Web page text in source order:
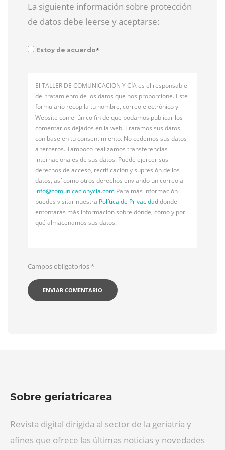
La siguiente información sobre protección
de datos debe leerse y aceptarse:
Estoy de acuerdo*
El TALLER DE COMUNICACIÓN Y CÍA es el responsable
del tratamiento de los datos que nos proporcione. Este
formulario recopila tu nombre, correo electrónico y
Website con el único fin de que podamos publicar los
comentarios dejados en la web. Tratamos sus datos
con base en tu consentimiento. No cedemos sus datos
a terceros. Tampoco realizamos transferencias
internacionales de sus datos. Puede ejercer sus
derechos de acceso, rectificación y supresión de los
datos, así como otros derechos enviando un correo a
info@comunicacionycia.com Para más información
puedes visitar nuestra Política de Privacidaddonde
entontarás más información sobre dónde, cómo y por
qué almacenamos sus datos.
Campos obligatorios*
Sobre geriatricarea
Revista digital dirigida al sector de la geriatría y
afines que ofrece las últimas noticias y novedades